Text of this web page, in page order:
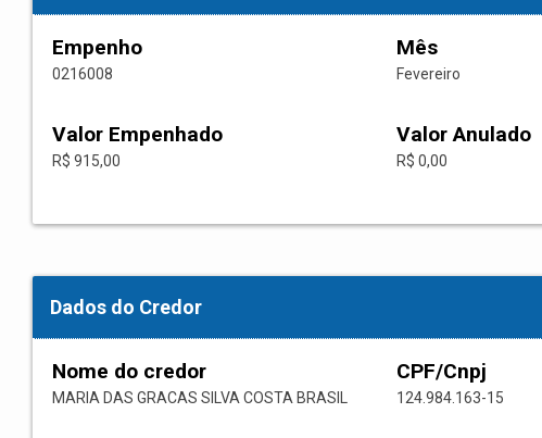
Empenho
0216008
Mês
Fevereiro
Valor Empenhado
R$ 915,00
Valor Anulado
R$ 0,00
Dados do Credor
Nome do credor
MARIA DAS GRACAS SILVA COSTA BRASIL
CPF/Cnpj
124.984.163-15